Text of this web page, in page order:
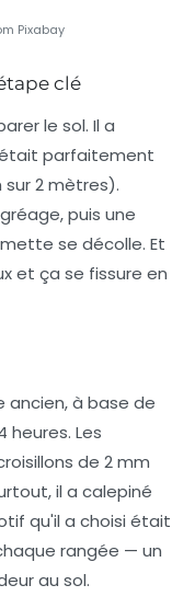
Pixabay
clé
le sol. Il a
parfaitement
2 mètres).
puis une
se décolle. Et
et ça se fissure en
ancien, à base de
Les
de 2 mm
il a calepiné
qu'il a choisi était
rangée — un
au sol.